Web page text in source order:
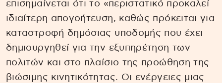
επισημαίνεται ότι το «περιστατικό προκαλεί
ιδιαίτερη απογοήτευση, καθώς πρόκειται για
καταστροφή δημόσιας υποδομής που έχει
δημιουργηθεί για την εξυπηρέτηση των
πολιτών και στο πλαίσιο της προώθηση της
βιώσιμης κινητικότητας. Οι ενέργειες μιας